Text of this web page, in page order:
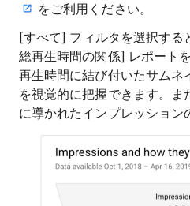
をご利用ください。
[すべて] フィルタを選択する
総再生時間の関係] レポート
再生時間に結び付いたサムネ
を視覚的に把握できます。ま
に導かれたインプレッション